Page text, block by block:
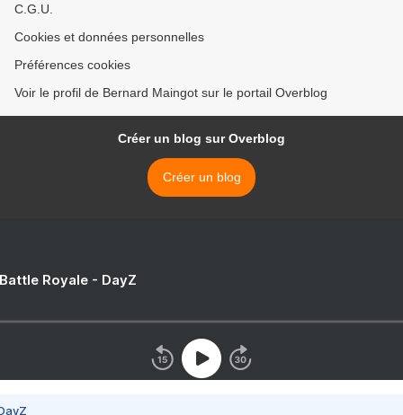
C.G.U.
Cookies et données personnelles
Préférences cookies
Voir le profil de Bernard Maingot sur le portail Overblog
Créer un blog sur Overblog
Créer un blog
Royale - DayZ